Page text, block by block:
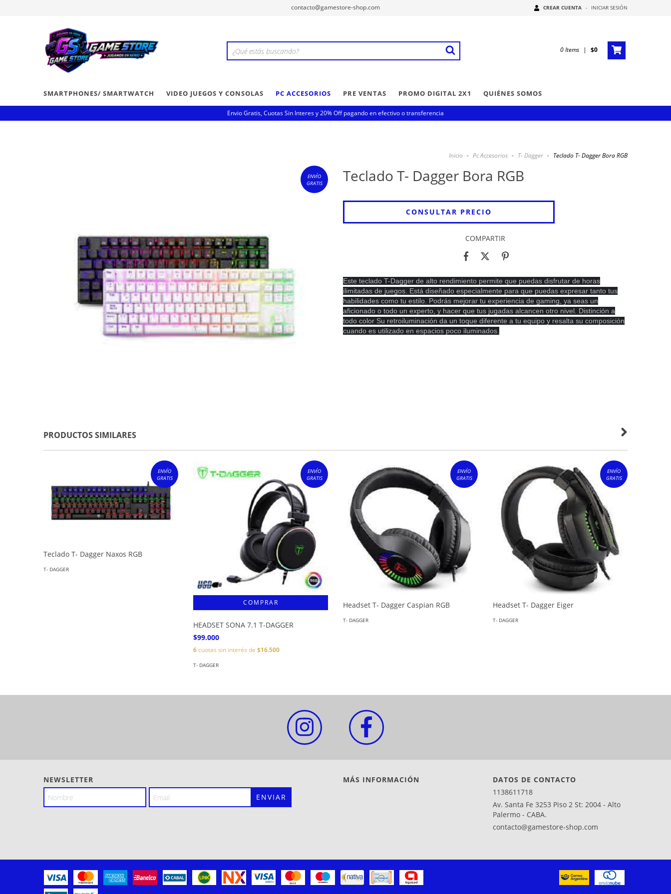
contacto@gamestore-shop.com CREAR CUENTA - INICIAR SESIÓN
0Items | $0
SMARTPHONES/ SMARTWATCH VIDEO JUEGOS Y CONSOLAS PC ACCESORIOS PRE VENTAS PROMO DIGITAL 2X1 QUIÉNES SOMOS
Envio Gratis, Cuotas Sin Interes y 20% Off pagando en efectivo o transferencia
Inicio - Pc Accesorios - T- Dagger - Teclado T- Dagger Bora RGB
ENVÍO
GRATIS
Teclado T- Dagger Bora RGB
COMPARTIR
Este teclado T-Dagger de alto rendimiento permite que puedas disfrutar de horas
ilimitadas de juegos. Está diseñado especialmente para que puedas expresar tanto tus
habilidades como tu estilo. Podrás mejorar tu experiencia de gaming, ya seas un
aficionado o todo un experto, y hacer que tus jugadas alcancen otro nivel. Distinción a
todo color Su retroiluminación da un toque diferente a tu equipo y resalta su composición
cuando es utilizado en espacios poco iluminados.
PRODUCTOS SIMILARES
ENVÍO
GRATIS
Teclado T- Dagger Naxos RGB
T- DAGGER
ENVÍO
GRATIS
HEADSET SONA 7.1 T-DAGGER
$99.000
6cuotas sin interés de $16.500
T- DAGGER
ENVÍO
GRATIS
Headset T- Dagger Caspian RGB
T- DAGGER
ENVÍO
GRATIS
Headset T- Dagger Eiger
T- DAGGER
NEWSLETTER MÁS INFORMACIÓN
DATOS DE CONTACTO
1138611718
Av. Santa Fe 3253 Piso 2 St: 2004 - Alto
Palermo - CABA.
contacto@gamestore-shop.com